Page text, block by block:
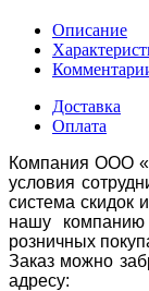
Описание
Доставка
Оплата
Компания ООО
условия
система скидок
нашу
розничных
Заказ можно
адресу: